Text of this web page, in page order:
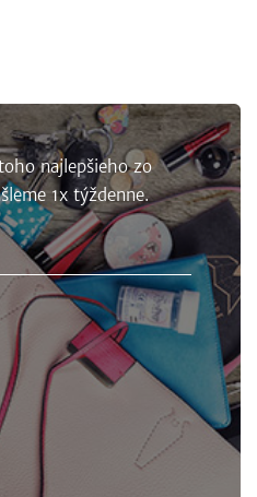
najlepšieho zo
1x týždenne.